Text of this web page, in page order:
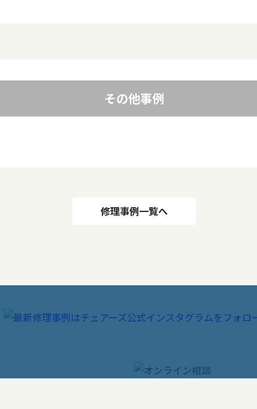
その他事例
修理事例一覧へ